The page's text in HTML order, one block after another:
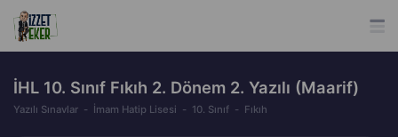
İHL 10. Sınıf Fıkıh 2. Dönem 2. Yazılı (Maarif)
Yazılı Sınavlar İmam Hatip Lisesi 10. Sınıf Fıkıh